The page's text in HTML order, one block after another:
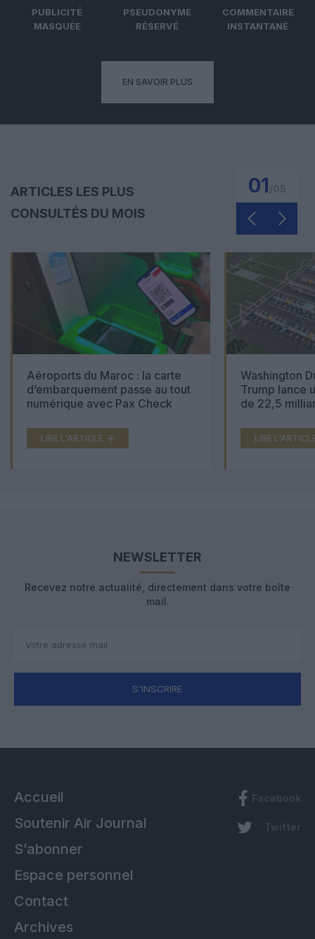
PUBLICITÉ
MASQUÉE
PSEUDONYME
RÉSERVÉ
COMMENTAIRE
INSTANTANÉ
EN SAVOIR PLUS
ARTICLES LES PLUS
CONSULTÉS DU MOIS
01
Aéroports du Maroc : la carte
d’embarquement passe au tout
numérique avec Pax Check
LIRE L'ARTICLE
Washington
Trump lance
de 22,5
LIRE
NEWSLETTER
Recevez notre actualité, directement dans votre boîte
mail.
S'INSCRIRE
Accueil
Soutenir Air Journal
S’abonner
Espace personnel
Contact
Archives